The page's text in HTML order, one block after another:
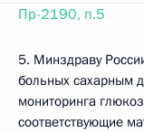
Пр-2190, п.5
5. Минздраву
больных сахарным
мониторинга
соответствующие